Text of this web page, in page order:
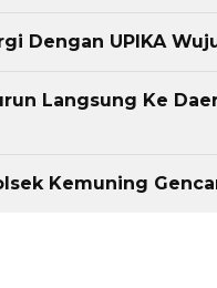
Dengan UPIKA
Langsung Ke
Kemuning